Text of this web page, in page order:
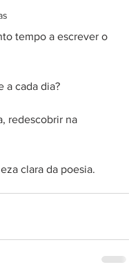
tempo a escrever o
a cada dia?
redescobrir na
clara da poesia.